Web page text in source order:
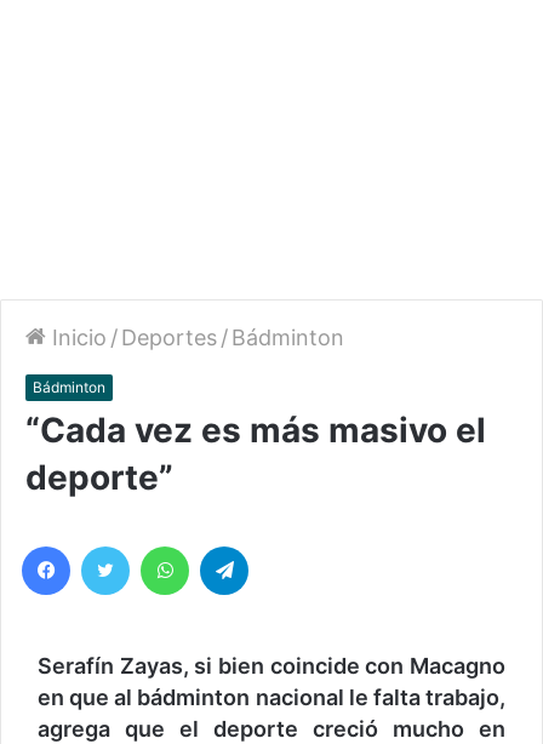
Inicio /Deportes/Bádminton
Bádminton
“Cada vez es más masivo el
deporte”
Serafín Zayas, si bien coincide con Macagno
en que al bádminton nacional le falta trabajo,
agrega que el deporte creció mucho en